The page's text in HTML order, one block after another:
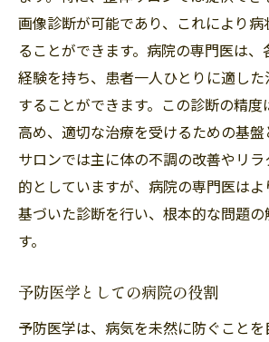
画像診断が可能であり、これにより
ることができます。病院の専門医は
経験を持ち、患者一人ひとりに適し
することができます。この診断の精度
高め、適切な治療を受けるための基
サロンでは主に体の不調の改善やリ
的としていますが、病院の専門医は
基づいた診断を行い、根本的な問題
す。
予防医学としての病院の役割
予防医学は、病気を未然に防ぐこと